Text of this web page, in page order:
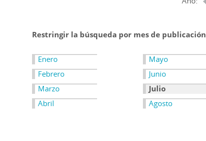
Restringir la búsqueda por mes de publicación
Enero
Febrero
Marzo
Abril
Mayo
Junio
Julio
Agosto